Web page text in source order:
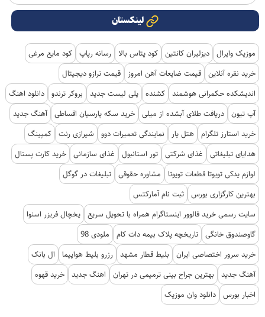
لینکستان
موزیک وایرال دیزلیران کانتین کود پتاس بالا رسانه رپاپ کود مایع مرغی
خرید نقره آنلاین قیمت ضایعات آهن امروز
قیمت ترازو دیجیتال
اندیشکده حکمرانی هوشمند کشنده پلی لیست جدید بروکر ترندو دانلود اهنگ
آپ تیون دریافت طلای آبشده از میلی خرید سکه پارسیان اقساطی آهنگ جدید
خرید استارز تلگرام هتل یار نمایندگی تعمیرات دوو شیرازی رنت کمپینگ
هدایای تبلیغاتی
غذای شرکتی تور استانبول غذای سازمانی خرید کارت پستال
لوازم یدکی تویوتا قطعات تویوتا
مشاوره حقوقی تبلیغات در گوگل
بهترین کارگزاری بورس ثبت نام آمارکتس
سایت رسمی خرید فالوور اینستاگرام همراه با تحویل سریع یخچال فریزر اسنوا
گاوصندوق خانگی تاریخچه پلاک بیمه دات کام
ملودی 98
خرید سرور اختصاصی ایران
بلیط قطار مشهد رزرو بلیط هواپیما
ال بانک
آهنگ جدید
بهترین جراح بینی ترمیمی در تهران اهنگ جدید خرید قهوه
اخبار بورس دانلود وان موزیک